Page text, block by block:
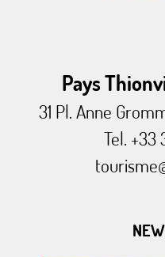
Pays
31 Pl. Anne
Tel. +33